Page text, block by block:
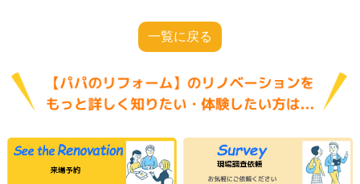
一覧に戻る